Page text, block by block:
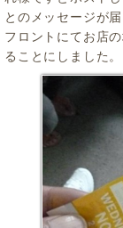
とのメッセージが届
フロントにてお店
ることにしました。